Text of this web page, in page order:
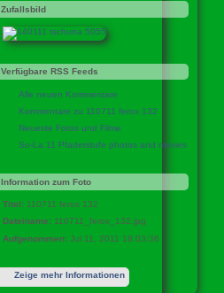
Zufallsbild
Verfügbare RSS Feeds
Alle neuen Kommentare
Kommentare zu 110711 ferox 132
Neueste Fotos und Filme
So-La 11 Pfaderstufe photos and movies
Information zum Foto
Titel: 110711 ferox 132
Dateiname: 110711_ferox_132.jpg
Aufgenommen: Jul 11, 2011 18:03:36
Zeige mehr Informationen